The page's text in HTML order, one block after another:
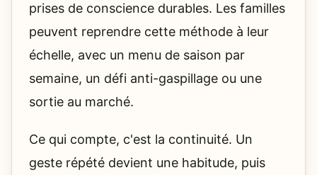
prises de conscience durables. Les familles
peuvent reprendre cette méthode à leur
échelle, avec un menu de saison par
semaine, un défi anti-gaspillage ou une
sortie au marché.
Ce qui compte, c'est la continuité. Un
geste répété devient une habitude, puis